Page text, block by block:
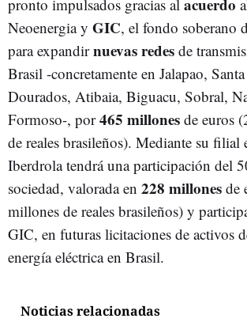
pronto impulsados gracias al
Neoenergia y GIC, el fondo soberano
para expandirnuevasredes de
Brasil -concretamente en Jalapao,
Dourados, Atibaia, Biguacu, Sobral,
Formoso-, por465 millones de euros
de reales brasileños). Mediante su filial
Iberdrola tendrá una participación del
sociedad, valorada en 228 millones de
millones de reales brasileños) y
GIC, en futuras licitaciones de activos
energía eléctrica en Brasil.
Noticias relacionadas